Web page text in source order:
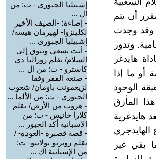
أن يتم
وقد وجدت
وتدور
هايدغر
ما إذا
الوجود
المأزق
هايدغرية
الهايدجري
بقي غير
إشبيليا الجبوري - ت: من
ال ...
- إضاءة؛ -الصيف الأخير
لكلينزوا- لهيرمان هيسه/
إشبيليا الجبوري ...
- أنت تسعى وتتوق إلى
السلام/ بقلم روزاليا دي
كاسترو - ت: من ال ...
- صنعة الفقر وفقا
لزيغمونت باومان/ شعوب
الجبوري - ت: من الألما ...
- هروب من الأرض/ بقلم
كلارا خانيس - ت: من
الإسبانية أكد الجبور ...
- قصة قصيرة -العودة- /
بقلم روبرتو بولانيو- ت:
من الإسبانية أك ...